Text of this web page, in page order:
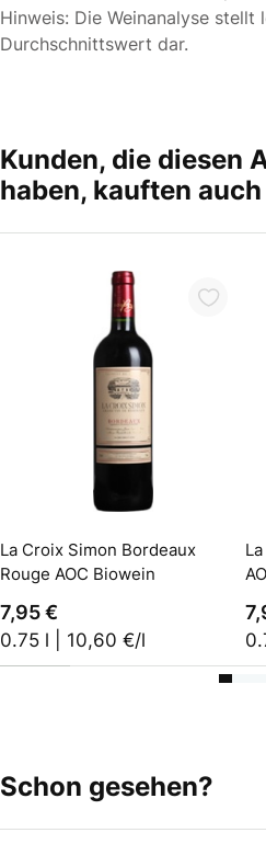
Hinweis: Die Weinanalyse stellt
Durchschnittswert dar.
Kunden, die diesen
haben, kauften auch
In den Warenkorb
La Croix Simon Bordeaux
Rouge AOC Biowein
7,95 €
0.75 l | 10,60 €/l
Schon gesehen?